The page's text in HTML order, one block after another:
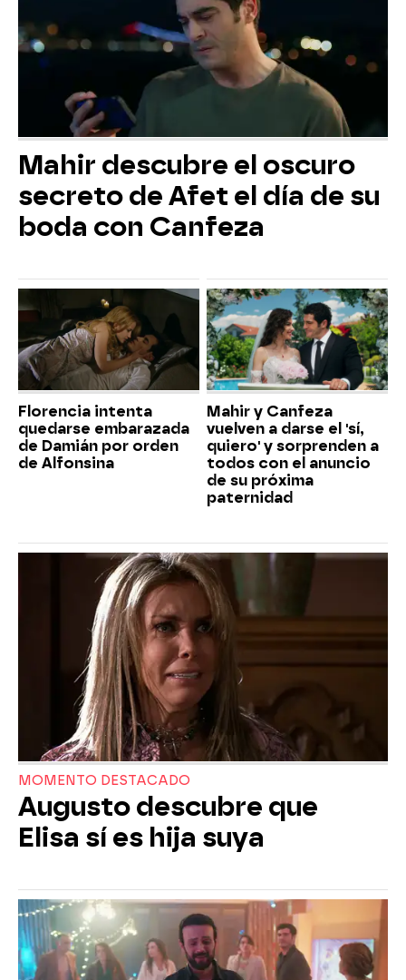
Mahir descubre el oscuro
secreto de Afet el día de su
boda con Canfeza
Florencia intenta
quedarse embarazada
de Damián por orden
de Alfonsina
Mahir y Canfeza
vuelven a darse el 'sí,
quiero' y sorprenden a
todos con el anuncio
de su próxima
paternidad
MOMENTO DESTACADO
Augusto descubre que
Elisa sí es hija suya